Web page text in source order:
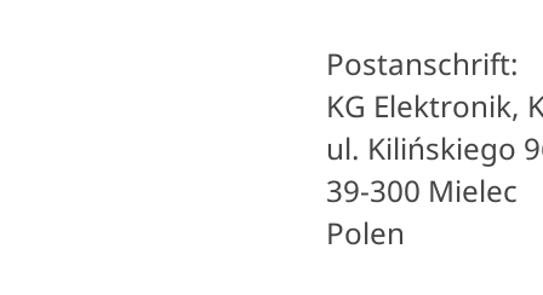
Postanschrift:
KG Elektronik,
ul. Kilińskiego
39-300 Mielec
Polen